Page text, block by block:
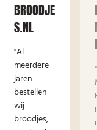
BROODJE
S.NL
"Al
meerdere
jaren
bestellen
wij
broodjes,